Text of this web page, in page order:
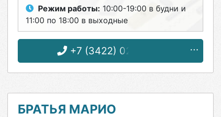
Режим работы: 10:00-19:00 в будни и
11:00 по 18:00 в выходные
+7 (3422) 02-22-46
БРАТЬЯ МАРИО